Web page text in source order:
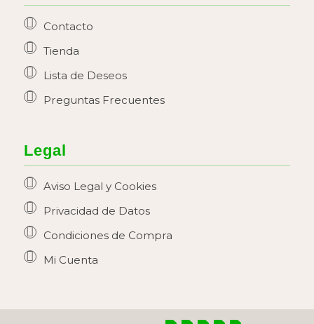
Contacto
Tienda
Lista de Deseos
Preguntas Frecuentes
Legal
Aviso Legal y Cookies
Privacidad de Datos
Condiciones de Compra
Mi Cuenta